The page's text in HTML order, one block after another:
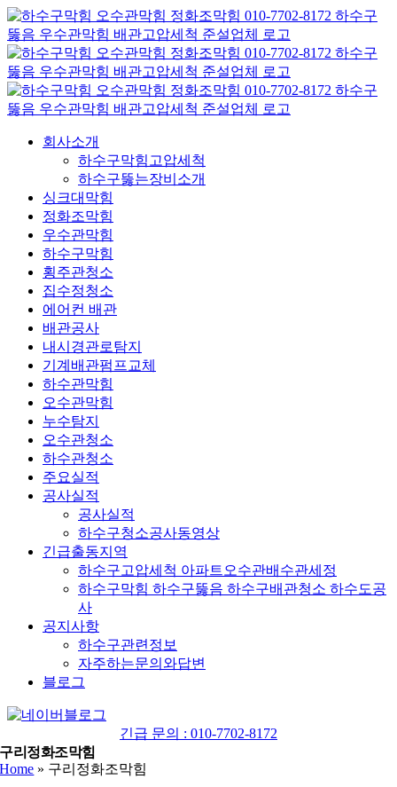
콘
텐
츠
로
건
너
회사소개
하수구막힘고압세척
하수구뚫는장비소개
싱크대막힘
정화조막힘
우수관막힘
하수구막힘
횡주관청소
집수정청소
에어컨 배관
배관공사
내시경관로탐지
기계배관펌프교체
하수관막힘
오수관막힘
누수탐지
오수관청소
하수관청소
주요실적
공사실적
공사실적
하수구청소공사동영상
긴급출동지역
하수구고압세척 아파트오수관배수관세정
하수구막힘 하수구뚫음 하수구배관청소 하수도공
사
공지사항
하수구관련정보
자주하는문의와답변
블로그
네
버
블
긴급 문의 : 010-7702-8172
구리정화조막힘
Home » 구리정화조막힘